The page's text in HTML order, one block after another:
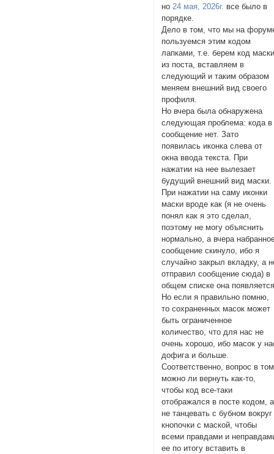
но 24 мая, 2026г. все было в
порядке.
Дело в том, что мы на
пользуемся этим кодом
лапками, т.е. берем код
из поста, вставляем в
следующий и таким образом
меняем внешний вид своего
профиля.
Но вчера была обнаружена
следующая проблема: кода в
сообщение нет. Зато
появилась иконка слева от
окна ввода текста. При
нажатии на нее вылезает
будущий внешний вид маски.
При нажатии на саму иконки
маски вроде как (я не очень
понял как я это сделал,
поэтому не могу объяснить
нормально, а вчера
сообщение скинуло, ибо я
случайно закрыл вкладку, а
отправил сообщение сюда) в
общем списке она
Но если я правильно помню,
то сохраненных масок может
быть ограниченное
количество, что для нас не
очень хорошо, ибо масок у
дофига и больше.
Соответственно, вопрос в
можно ли вернуть как-то,
чтобы код все-таки
отображался в посте кодом, а
не танцевать с бубном вокруг
кнопочки с маской, чтобы
всеми правдами и
ее по итогу вставить в